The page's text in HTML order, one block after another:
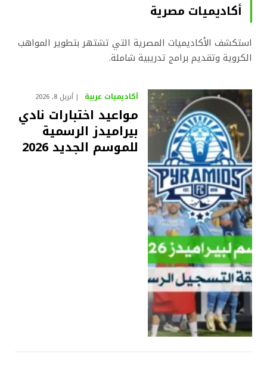
أكاديميات مصرية
استكشف الأكاديميات المصرية التي تشتهر بتطوير المواهب
الكروية وتقديم برامج تدريبية شاملة.
أكاديميات عربية أبريل 8, 2026
مواعيد اختبارات نادي
بيراميدز الرسمية
للموسم الجديد 2026